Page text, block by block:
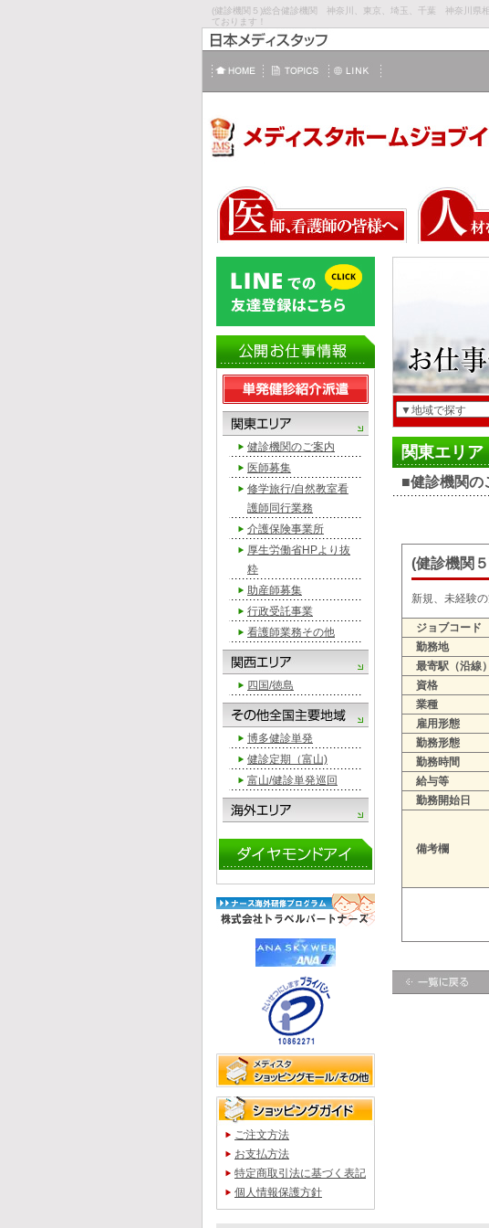
(健診機関５)総合健診機関 神奈川、東京、埼玉、千葉 神奈川県
ております！
関東エリア
■健診機関の
(健診機関
新規、未経験
ジョブコード
勤務地
最寄駅（沿線）
資格
業種
雇用形態
勤務形態
勤務時間
給与等
勤務開始日
備考欄
健診機関のご案内
医師募集
修学旅行/自然教室看
護師同行業務
介護保険事業所
厚生労働省HPより抜
粋
助産師募集
行政受託事業
看護師業務その他
四国/徳島
博多健診単発
健診定期（富山)
富山/健診単発巡回
ご注文方法
お支払方法
特定商取引法に基づく表記
個人情報保護方針